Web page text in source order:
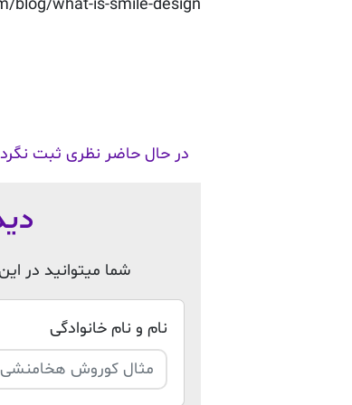
what-is-smile-design/
در حال حاضر نظری ثبت
شما میتوانید در
نام و نام خانوادگی